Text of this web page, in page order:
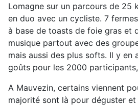
Lomagne sur un parcours de 25
en duo avec un cycliste. 7
à base de toasts de foie gras et
musique partout avec des
mais aussi des plus softs. Il y en
goûts pour les 2000
A Mauvezin, certains viennent
majorité sont là pour déguster